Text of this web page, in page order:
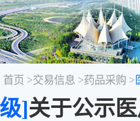
首页 >交易信息 >药品采购 >
]关于公示